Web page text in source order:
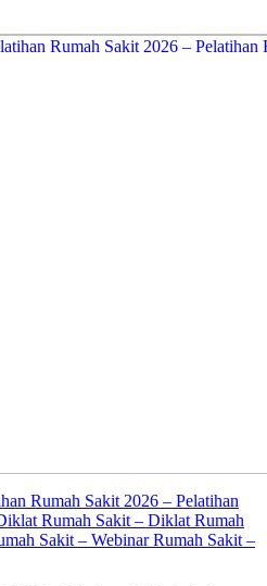
Rumah Sakit 2026 – Pelatihan
Rumah Sakit – Diklat Rumah
Sakit – Webinar Rumah Sakit –